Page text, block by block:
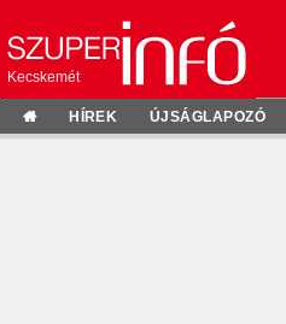
Kecskemét
HÍREK ÚJSÁGLAPOZÓ